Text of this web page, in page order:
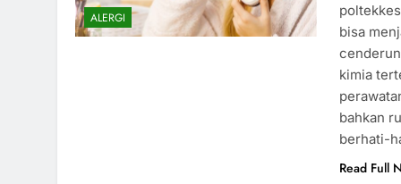
ALERGI
bisa
kimia
bahkan
berhati-
Read Full